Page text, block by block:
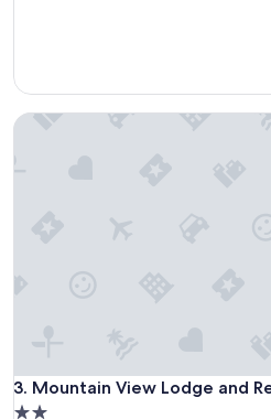
3. Mountain View Lodge and
Mountain View Lodge and
Propiedad
Mountain View Lodge and Resort